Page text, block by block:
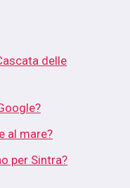
delle
al mare?
per Sintra?